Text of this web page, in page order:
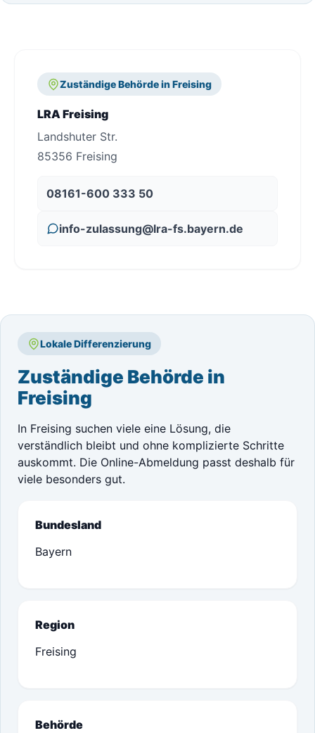
Zuständige Behörde in Freising
LRA Freising
Landshuter Str.
85356 Freising
08161-600 333 50
info-zulassung@lra-fs.bayern.de
Lokale Differenzierung
Zuständige Behörde in
Freising
In Freising suchen viele eine Lösung, die
verständlich bleibt und ohne komplizierte Schritte
auskommt. Die Online-Abmeldung passt deshalb für
viele besonders gut.
Bundesland
Bayern
Region
Freising
Behörde